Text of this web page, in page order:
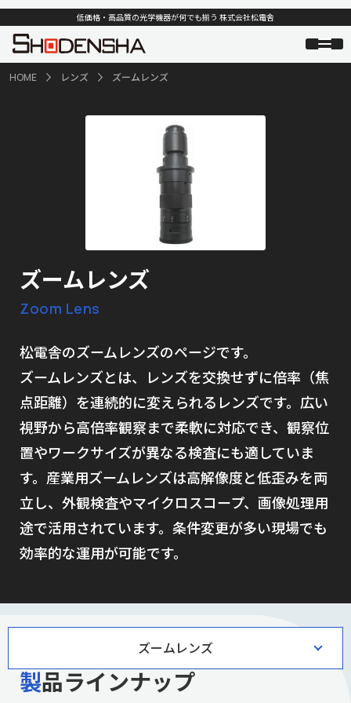
低価格・高品質の光学機器が何でも揃う 株式会社松電舎
HOME レンズ ズームレンズ
ズームレンズ
Zoom Lens
松電舎のズームレンズのページです。
ズームレンズとは、レンズを交換せずに倍率（焦
点距離）を連続的に変えられるレンズです。広い
視野から高倍率観察まで柔軟に対応でき、観察位
置やワークサイズが異なる検査にも適していま
す。産業用ズームレンズは高解像度と低歪みを両
立し、外観検査やマイクロスコープ、画像処理用
途で活用されています。条件変更が多い現場でも
効率的な運用が可能です。
ズームレンズ
製品ラインナップ